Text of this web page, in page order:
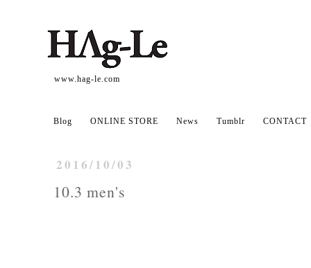
www.hag-le.com
Blog ONLINE STORE News Tumblr CONTACT
2016/10/03
10.3 men's